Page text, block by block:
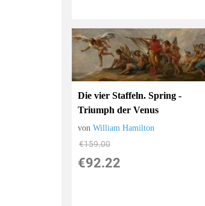
Die vier Staffeln. Spring -
Triumph der Venus
vonWilliam Hamilton
€159.00
€92.22